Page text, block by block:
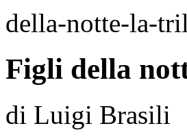
della-notte-la-
Figli della
di Luigi Brasili